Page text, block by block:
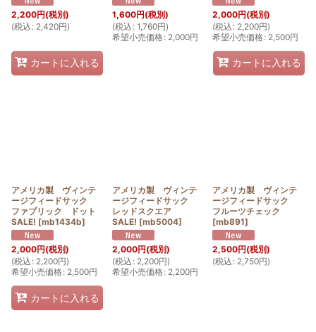
2,200円(税別)
(税込 : 2,420円)
カートに入れる
1,600円(税別)
(税込 : 1,760円)
希望小売価格: 2,000円
2,000円(税別)
(税込 : 2,200円)
希望小売価格: 2,500円
カートに入れる
アメリカ製 ヴィンテ
ージフィードサック
ファブリック ドット
SALE! [mb1434b]
2,000円(税別)
(税込 : 2,200円)
希望小売価格: 2,500円
カートに入れる
アメリカ製 ヴィンテ
ージフィードサック
レッドスクエア
SALE! [mb5004]
2,000円(税別)
(税込 : 2,200円)
希望小売価格: 2,200円
アメリカ製 ヴィンテ
ージフィードサック
フルーツチェック
[mb891]
2,500円(税別)
(税込 : 2,750円)